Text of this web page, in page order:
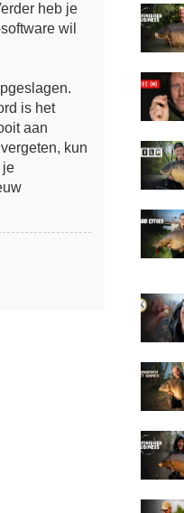
heb je
wil
is het
aan
kun
je